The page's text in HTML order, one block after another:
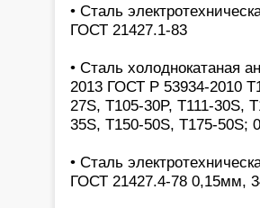
• Сталь
ГОСТ 21427.1-83
• Сталь холоднокатаная
2013 ГОСТ Р 53934-2010
27S, T105-30P, T111-30S,
35S, T150-50S, T175-50S;
• Сталь
ГОСТ 21427.4-78 0,15мм,